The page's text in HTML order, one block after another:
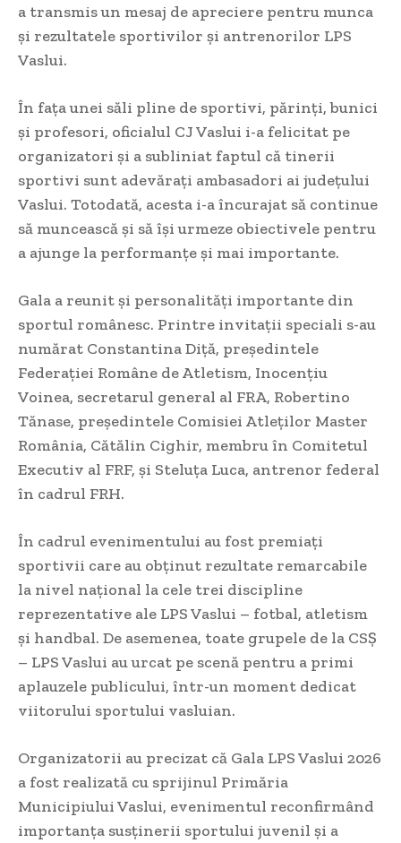
a transmis un mesaj de apreciere pentru munca
și rezultatele sportivilor și antrenorilor LPS
Vaslui.
În fața unei săli pline de sportivi, părinți, bunici
și profesori, oficialul CJ Vaslui i-a felicitat pe
organizatori și a subliniat faptul că tinerii
sportivi sunt adevărați ambasadori ai județului
Vaslui. Totodată, acesta i-a încurajat să continue
să muncească și să își urmeze obiectivele pentru
a ajunge la performanțe și mai importante.
Gala a reunit și personalități importante din
sportul românesc. Printre invitații speciali s-au
numărat Constantina Diță, președintele
Federației Române de Atletism, Inocențiu
Voinea, secretarul general al FRA, Robertino
Tănase, președintele Comisiei Atleților Master
România, Cătălin Cighir, membru în Comitetul
Executiv al FRF, și Steluța Luca, antrenor federal
în cadrul FRH.
În cadrul evenimentului au fost premiați
sportivii care au obținut rezultate remarcabile
la nivel național la cele trei discipline
reprezentative ale LPS Vaslui – fotbal, atletism
și handbal. De asemenea, toate grupele de la CSȘ
– LPS Vaslui au urcat pe scenă pentru a primi
aplauzele publicului, într-un moment dedicat
viitorului sportului vasluian.
Organizatorii au precizat că Gala LPS Vaslui 2026
a fost realizată cu sprijinul Primăria
Municipiului Vaslui, evenimentul reconfirmând
importanța susținerii sportului juvenil și a